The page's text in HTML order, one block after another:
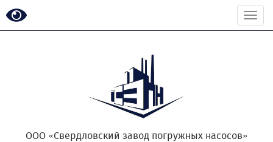
ООО «Свердловский завод погружных насосов»